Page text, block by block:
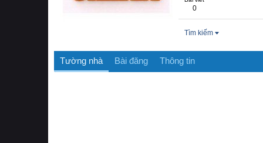
0
Tìm kiếm
Tường nhà Bài đăng Thông tin